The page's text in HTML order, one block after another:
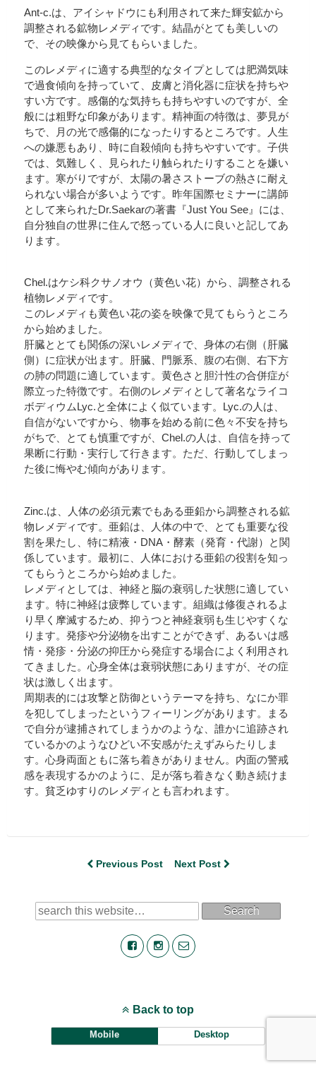
Ant-c.は、アイシャドウにも利用されて来た輝安鉱から
調整される鉱物レメディです。結晶がとても美しいの
で、その映像から見てもらいました。
このレメディに適する典型的なタイプとしては肥満気味
で過食傾向を持っていて、皮膚と消化器に症状を持ちや
すい方です。感傷的な気持ちも持ちやすいのですが、全
般には粗野な印象があります。精神面の特徴は、夢見が
ちで、月の光で感傷的になったりするところです。人生
への嫌悪もあり、時に自殺傾向も持ちやすいです。子供
では、気難しく、見られたり触られたりすることを嫌い
ます。寒がりですが、太陽の暑さストーブの熱さに耐え
られない場合が多いようです。昨年国際セミナーに講師
として来られたDr.Saekarの著書『Just You See』には、
自分独自の世界に住んで怒っている人に良いと記してあ
ります。
Chel.はケシ科クサノオウ（黄色い花）から、調整される
植物レメディです。
このレメディも黄色い花の姿を映像で見てもらうところ
から始めました。
肝臓ととても関係の深いレメディで、身体の右側（肝臓
側）に症状が出ます。肝臓、門脈系、腹の右側、右下方
の肺の問題に適しています。黄色さと胆汁性の合併症が
際立った特徴です。右側のレメディとして著名なライコ
ボディウムLyc.と全体によく似ています。Lyc.の人は、
自信がないですから、物事を始める前に色々不安を持ち
がちで、とても慎重ですが、Chel.の人は、自信を持って
果断に行動・実行して行きます。ただ、行動してしまっ
た後に悔やむ傾向があります。
Zinc.は、人体の必須元素でもある亜鉛から調整される鉱
物レメディです。亜鉛は、人体の中で、とても重要な役
割を果たし、特に精液・DNA・酵素（発育・代謝）と関
係しています。最初に、人体における亜鉛の役割を知っ
てもらうところから始めました。
レメディとしては、神経と脳の衰弱した状態に適してい
ます。特に神経は疲弊しています。組織は修復されるよ
り早く摩滅するため、抑うつと神経衰弱も生じやすくな
ります。発疹や分泌物を出すことができず、あるいは感
情・発疹・分泌の抑圧から発症する場合によく利用され
てきました。心身全体は衰弱状態にありますが、その症
状は激しく出ます。
周期表的には攻撃と防御というテーマを持ち、なにか罪
を犯してしまったというフィーリングがあります。まる
で自分が逮捕されてしまうかのような、誰かに追跡され
ているかのようなひどい不安感がたえずみらたりしま
す。心身両面ともに落ち着きがありません。内面の警戒
感を表現するかのように、足が落ち着きなく動き続けま
す。貧乏ゆすりのレメディとも言われます。
Previous Post Next Post
Search
Back to top
Mobile Desktop